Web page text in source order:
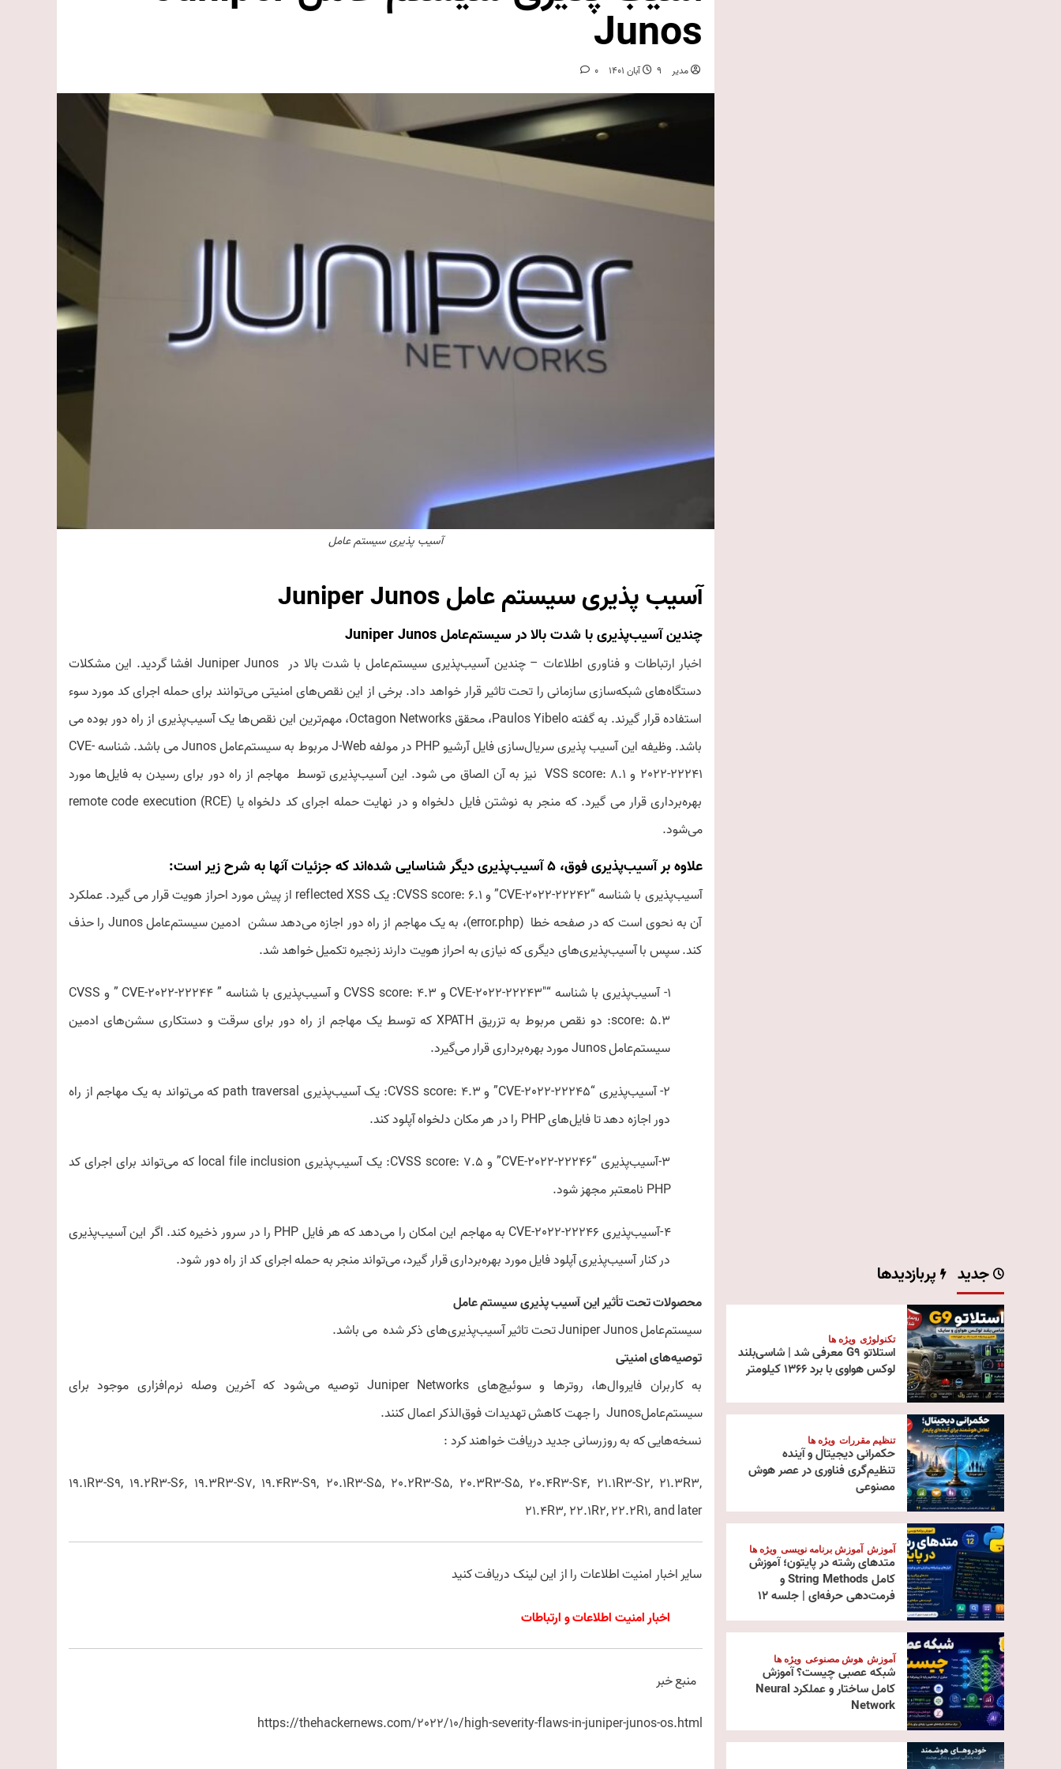
Junos
مدیر 9 آبان 1401 0
آسیب پذیری سیستم عامل
آسیب پذیری سیستم عاملJuniper Junos
چندین آسیب‌پذیری با شدت بالا در سیستم‌عامل Juniper Junos
اخبار ارتباطات و فناوری اطلاعات
– چندین آسیب‌پذیری سیستم‌عامل با شدت بالا در Juniper Junos افشا گردید. این مشکلات
دستگاه‌های شبکه‌سازی سازمانی را تحت تاثیر قرار خواهد داد. برخی از این نقص‌های امنیتی می‌توانند برای حمله اجرای کد مورد سوء
استفاده قرار گیرند. به گفته Paulos Yibelo، محقق Octagon Networks، مهم‌ترین این نقص‌ها یک آسیب‌پذیری از راه دور بوده می
باشد. وظیفه این آسیب پذیری سریا‌ل‌سازی فایل آرشیو PHP در مولفه J-Web مربوط به سیستم‌عامل Junos می باشد. شناسه CVE-
2022-22241 و VSS score: 8.1 نیز به آن الصاق می شود. این آسیب‌پذیری توسط مهاجم از راه دور برای رسیدن به فایل‌ها مورد
بهره‌برداری قرار می گیرد. که منجر به نوشتن فایل دلخواه و در نهایت حمله اجرای کد دلخواه یا remote code execution (RCE)
می‌شود.
علاوه بر آسیب‌پذیری فوق، 5 آسیب‌پذیری دیگر شناسایی شده‌اند که جزئیات آنها به شرح زیر است:
آسیب‌پذیری با شناسه “CVE-2022-22242” و CVSS score: 6.1: یک reflected XSS از پیش مورد احراز هویت قرار می گیرد. عملکرد
آن به نحوی است که در صفحه خطا (error.php)، به یک مهاجم از راه دور اجازه می‌دهد سشن ادمین سیستم‌عامل Junos را حذف
کند. سپس با آسیب‌پذیری‌های دیگری که نیازی به احراز هویت دارند زنجیره تکمیل خواهد شد.
1- آسیب‌پذیری با شناسه “CVE-2022-22243″ و CVSS score: 4.3 و آسیب‌پذیری با شناسه ” CVE-2022-22244 ” و CVSS
score: 5.3: دو نقص مربوط به تزریق XPATH که توسط یک مهاجم از راه دور برای سرقت و دستکاری سشن‌های ادمین
سیستم‌عامل Junos مورد بهره‌برداری قرار می‌گیرد.
2- آسیب‌پذیری “CVE-2022-22245” و CVSS score: 4.3: یک آسیب‌پذیری path traversal که می‌تواند به یک مهاجم از راه
دور اجازه دهد تا فایل‌های PHP را در هر مکان دلخواه آپلود کند.
3-آسیب‌پذیری “CVE-2022-22246” و CVSS score: 7.5: یک آسیب‌پذیری local file inclusion که می‌تواند برای اجرای کد
PHP نامعتبر مجهز شود.
4-آسیب‌پذیری CVE-2022-22246 به مهاجم این امکان را می‌دهد که هر فایل PHP را در سرور ذخیره کند. اگر این آسیب‌پذیری
در کنار آسیب‌پذیری آپلود فایل مورد بهره‌برداری قرار گیرد، می‌تواند منجر به حمله اجرای کد از راه دور شود.
محصولات تحت تأثیر این آسیب پذیری سیستم عامل
سیستم‌عامل Juniper Junos تحت تاثیر آسیب‌پذیری‌های ذکر شده می باشد.
توصیه‌های امنیتی
به کاربران فایروال‌ها، روترها و سوئیچ‌های Juniper Networks توصیه می‌شود که آخرین وصله نرم‌افزاری موجود برای
سیستم‌عاملJunos را جهت کاهش تهدیدات فوق‌الذکر اعمال کنند.
نسخه‌هایی که به روزرسانی جدید دریافت خواهند کرد :
19.1R3-S9, 19.2R3-S6, 19.3R3-S7, 19.4R3-S9, 20.1R3-S5, 20.2R3-S5, 20.3R3-S5, 20.4R3-S4, 21.1R3-S2, 21.3R3,
21.4R3, 22.1R2, 22.2R1, and later
سایر اخبار امنیت اطلاعات را از این لینک دریافت کنید
اخبار امنیت اطلاعات و ارتباطات
منبع خبر
https://thehackernews.com/2022/10/high-severity-flaws-in-juniper-junos-os.html
جدید پربازدیدها
تکنولوژی ویژه ها
استلاتو G9 معرفی شد | شاسی‌بلند
لوکس هواوی با برد ۱۳۶۶ کیلومتر
تنظیم مقررات ویژه ها
حکمرانی دیجیتال و آینده
تنظیم‌گری فناوری در عصر هوش
مصنوعی
آموزش آموزش برنامه نویسی ویژه ها
متدهای رشته در پایتون؛ آموزش
کامل String Methods و
فرمت‌دهی حرفه‌ای | جلسه ۱۲
آموزش هوش مصنوعی ویژه ها
شبکه عصبی چیست؟ آموزش
کامل ساختار و عملکرد Neural
Network